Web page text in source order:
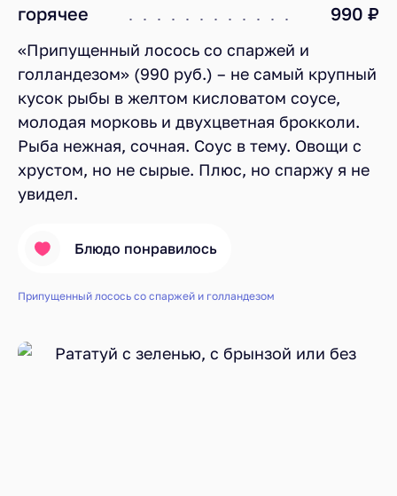
горячее 990 ₽
«Припущенный лосось со спаржей и
голландезом» (990 руб.) – не самый крупный
кусок рыбы в желтом кисловатом соусе,
молодая морковь и двухцветная брокколи.
Рыба нежная, сочная. Соус в тему. Овощи с
хрустом, но не сырые. Плюс, но спаржу я не
увидел.
Блюдо понравилось
Припущенный лосось со спаржей и голландезом